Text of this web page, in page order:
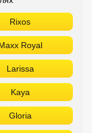
Rixos
Royal
Larissa
Kaya
Gloria